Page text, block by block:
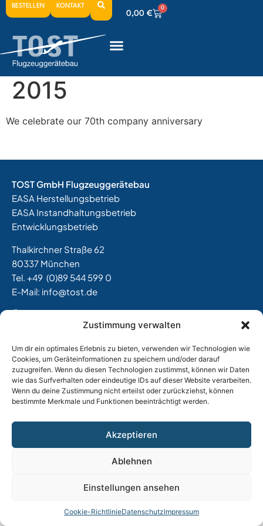
Zustimmung verwalten
Um dir ein optimales Erlebnis zu bieten, verwenden wir Technologien wie
Cookies, um Geräteinformationen zu speichern und/oder darauf
zuzugreifen. Wenn du diesen Technologien zustimmst, können wir Daten
wie das Surfverhalten oder eindeutige IDs auf dieser Website verarbeiten.
Wenn du deine Zustimmung nicht erteilst oder zurückziehst, können
bestimmte Merkmale und Funktionen beeinträchtigt werden.
Akzeptieren
Ablehnen
Einstellungen ansehen
Cookie-RichtlinieDatenschutzImpressum
BESTELLEN KONTAKT
0,00 €
0
0,00€ 0
0,00€ 0
2015
We celebrate our 70th company anniversary
TOST GmbH Flugzeuggerätebau
EASA Herstellungsbetrieb
EASA Instandhaltungsbetrieb
Entwicklungsbetrieb
Thalkirchner Straße 62
80337 München
Tel. +49 (0)89 544 599 0
E-Mail: info@tost.de
Montag – Donnerstag: 8:00 – 17:00 Uhr
Impressum|Datenschutz|AGB|Widerrufsbelehrung
|Versand & Lieferung |Vertrag widerrufen